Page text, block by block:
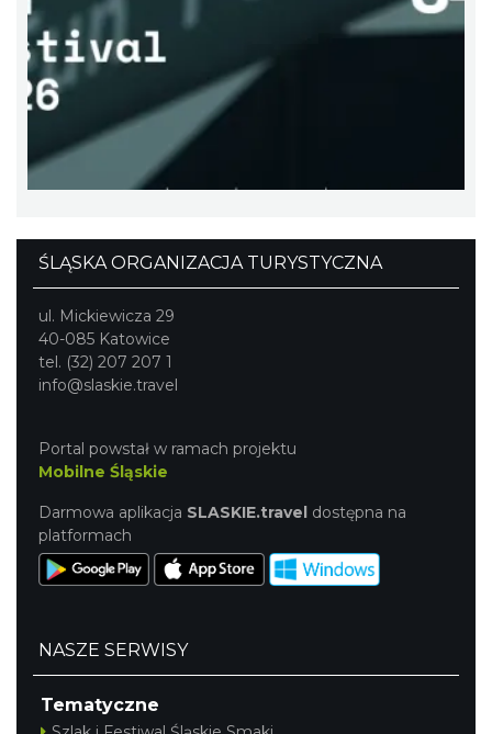
Muzyka zespołu Metallica symfonicznie
2026
12.49 km
12.49 km
ŚLĄSKA ORGANIZACJA TURYSTYCZNA
ul. Mickiewicza 29
40-085 Katowice
tel. (32) 207 207 1
info@slaskie.travel
Portal powstał w ramach projektu
Mobilne Śląskie
Darmowa aplikacja SLASKIE.travel dostępna na
platformach
NASZE SERWISY
Tematyczne